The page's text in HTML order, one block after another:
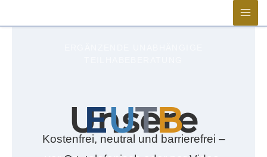
Unsere
EUTB
Kostenfrei, neutral und barrierefrei –